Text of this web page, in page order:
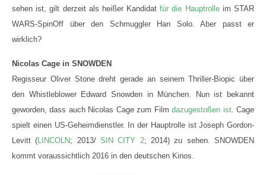
sehen ist, gilt derzeit als heißer Kandidatfür die Hauptrolleim STAR
WARS-SpinOff über den Schmuggler Han Solo. Aber passt er
wirklich?
Nicolas Cage in SNOWDEN
Regisseur Oliver Stone dreht gerade an seinem Thriller-Biopic über
den Whistleblower Edward Snowden in München. Nun ist bekannt
geworden, dass auch Nicolas Cage zum Filmdazugestoßen ist. Cage
spielt einen US-Geheimdienstler. In der Hauptrolle ist Joseph Gordon-
Levitt (LINCOLN; 2013/SIN CITY 2; 2014) zu sehen. SNOWDEN
kommt voraussichtlich 2016 in den deutschen Kinos.